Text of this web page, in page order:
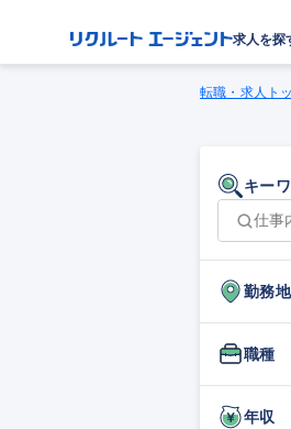
求人を探
転職・求人ト
キー
勤務地
職種
年収